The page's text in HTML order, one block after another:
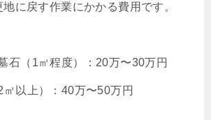
に戻す作業にかかる費用です。
石（1㎡程度）：20万〜30万円
㎡以上）：40万〜50万円